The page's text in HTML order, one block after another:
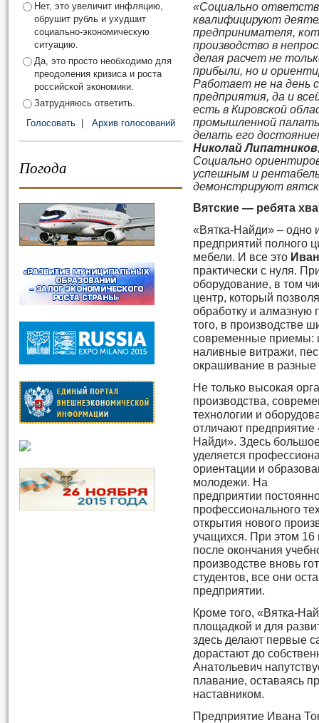
Нет, это увеличит инфляцию,
обрушит рубль и ухудшит
социально-экономическую
ситуацию.
Да, это просто необходимо для
преодоления кризиса и роста
российской экономики.
Затрудняюсь ответить.
Голосовать
Архив голосований
Погода
«Социально
квалифицируют
предпринимателя,
производство в
делая расчет не
прибыли, но и
Работает не на день
предприятия, да и
есть в Кировской
промышленной
делать его
Николай Липатников
Социально
успешным и
демонстрируют
Вятские — ребята
«Вятка-Найди» – одно
предприятий полного
мебели. И все это
практически с нуля.
оборудование, в том
центр, который
обработку и алмазную
того, в производстве
современные приемы:
наливные витражи,
окрашивание в разные
Не только высокая
производства,
технологии и
отличают предприятие
Найди». Здесь
уделяется
ориентации и
молодежи. На
предприятии
профессионального
открытия нового
учащихся. При этом 16
после окончания
производстве вновь
студентов, все они
предприятии.
Кроме того, «Вятка-
площадкой и для
здесь делают первые
дорастают до
Анатольевич
плавание, оставаясь
наставником.
Предприятие Ивана